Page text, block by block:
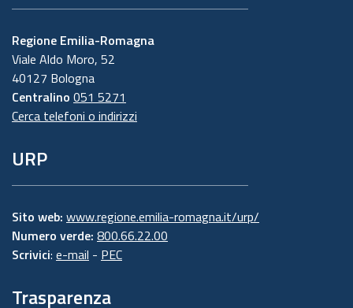
Regione Emilia-Romagna
Viale Aldo Moro, 52
40127 Bologna
Centralino 051 5271
Cerca telefoni o indirizzi
URP
Sito web: www.regione.emilia-romagna.it/urp/
Numero verde: 800.66.22.00
Scrivici: e-mail - PEC
Trasparenza